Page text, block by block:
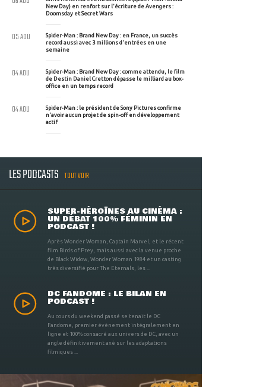
New Day) en renfort sur l'écriture de Avengers :
Doomsday et Secret Wars
Spider-Man : Brand New Day : en France, un succès
record aussi avec 3 millions d'entrées en une
semaine
05 AOU
Spider-Man : Brand New Day : comme attendu, le film
de Destin Daniel Cretton dépasse le milliard au box-
office en un temps record
04 AOU
Spider-Man : le président de Sony Pictures confirme
n'avoir aucun projet de spin-off en développement
actif
04 AOU
LES PODCASTS TOUT VOIR
SUPER-HÉROÏNES AU CINÉMA :
UN DÉBAT 100% FÉMININ EN
PODCAST !
Après Wonder Woman, Captain Marvel, et le récent
film Birds of Prey, mais aussi avec la venue proche
de Black Widow, Wonder Woman 1984 et un casting
très diversifié pour The Eternals, les ...
DC FANDOME : LE BILAN EN
PODCAST !
Au cours du weekend passé se tenait le DC
Fandome, premier évènement intégralement en
ligne et 100% consacré aux univers de DC, avec un
angle définitivement axé sur les adaptations
filmiques ...